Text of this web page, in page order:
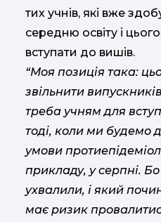
тих учнів, які вже
середню освіту і
вступати до вишів.
“Моя позиція така:
звільнити
треба учням для
тоді, коли ми будемо
умови
прикладу, у серпні.
ухвалили, і який
має ризик